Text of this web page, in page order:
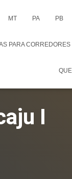
MT PA PB
PARA CORREDORES
I